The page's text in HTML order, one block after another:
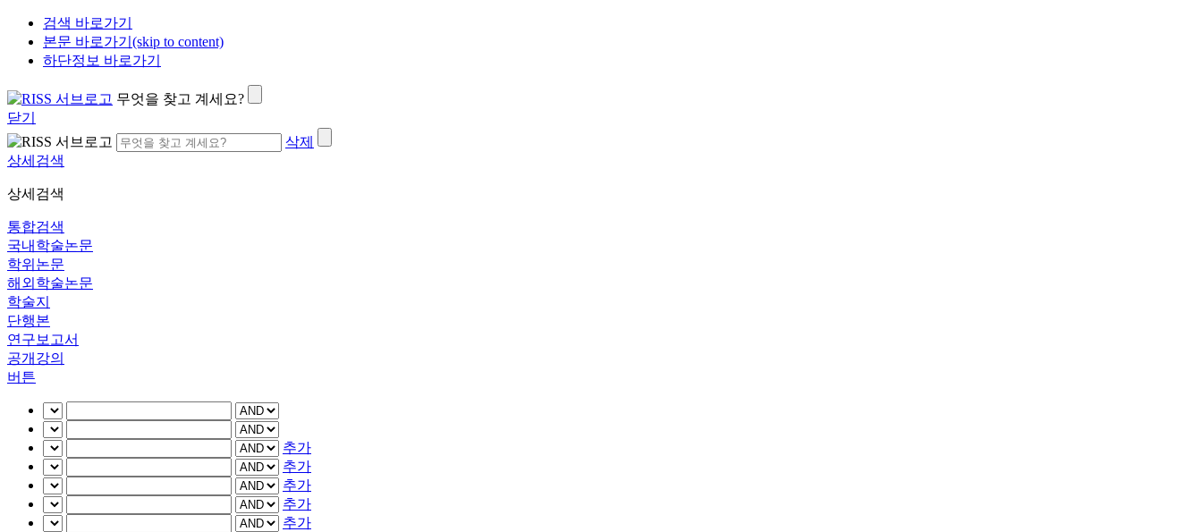
검색 바로가기
본문 바로가기(skip to content)
하단정보 바로가기
무엇을 찾고 계세요?
닫기
삭제
상세검색
상세검색
통합검색
국내학술논문
학위논문
해외학술논문
학술지
단행본
연구보고서
공개강의
버튼
추가
추가
추가
추가
추가